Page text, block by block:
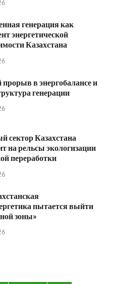
генерация как
энергетической
Казахстана
в энергобалансе и
генерации
сектор Казахстана
на рельсы экологизации
переработки
пытается выйти
зоны»